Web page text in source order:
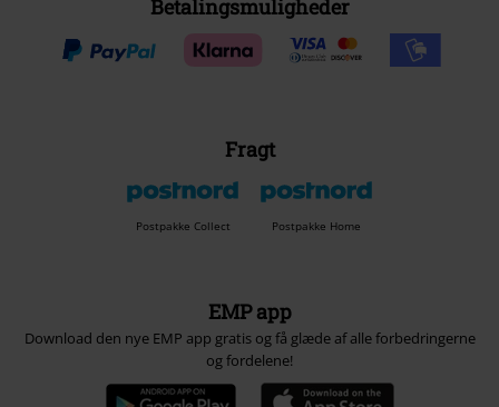
Betalingsmuligheder
Fragt
Postpakke Collect Postpakke Home
EMP app
Download den nye EMP app gratis og få glæde af alle forbedringerne
og fordelene!